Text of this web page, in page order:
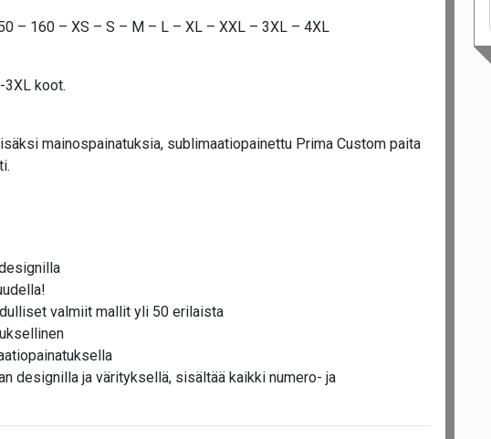
– 160 – XS – S – M – L – XL – XXL – 3XL – 4XL
3XL koot.
mainospainatuksia, sublimaatiopainettu Prima Custom paita
valmiit mallit yli 50 erilaista
designilla ja värityksellä, sisältää kaikki numero- ja